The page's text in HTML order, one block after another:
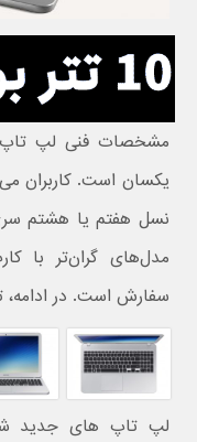
مشخصات فنی لپ
یکسان است. کاربران
مدل‌های گران‌تر با
سفارش است. در ادامه، تصاویر
لپ تاپ های جدید